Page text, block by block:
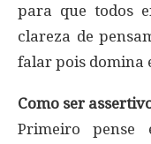
para que todos
clareza de
falar pois domina
Como ser
Primeiro